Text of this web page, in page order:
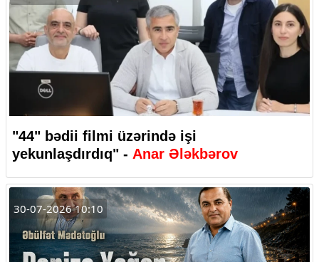
"44" bədii filmi üzərində işi
yekunlaşdırdıq" - Anar Ələkbərov
30-07-2026 10:10